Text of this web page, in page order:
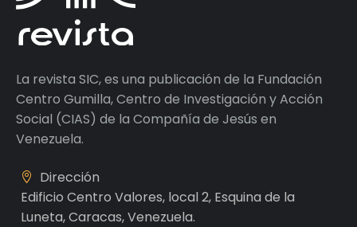
La revista SIC, es una publicación de la Fundación
Centro Gumilla, Centro de Investigación y Acción
Social (CIAS) de la Compañía de Jesús en
Venezuela.
Dirección
Edificio Centro Valores, local 2, Esquina de la
Luneta, Caracas, Venezuela.